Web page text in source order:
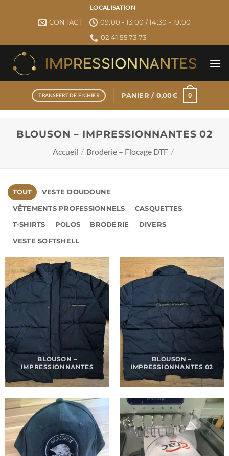
LOCALISATION
CONTACT
09:00 - 13:00 / 14:30 - 19:00
02 41 55 73 73
TRANSFERT DE FICHIER PANIER / 0,00€ 0
BLOUSON – IMPRESSIONNANTES 02
Accueil / Broderie – Flocage DTF /
TOUT VESTE DOUDOUNE
VÊTEMENTS PROFESSIONNELS CASQUETTES
T-SHIRTS POLOS BRODERIE DIVERS
VESTE SOFTSHELL
BLOUSON –
IMPRESSIONNANTES
BLOUSON –
IMPRESSIONNANTES 02